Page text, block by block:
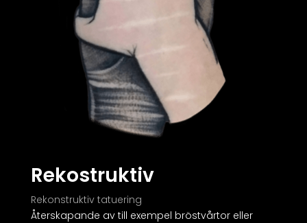
Rekostruktiv
Rekonstruktiv tatuering
Återskapande av till exempel bröstvårtor eller